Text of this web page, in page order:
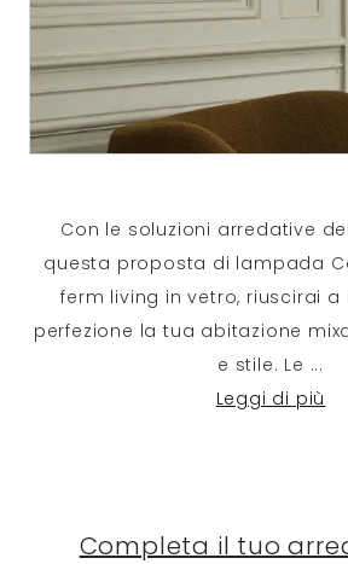
Con le soluzioni arredative
questa proposta di lampada
ferm living in vetro, riuscirai a
perfezione la tua abitazione
e stile. Le ...
Leggi di più
Completa il tuo